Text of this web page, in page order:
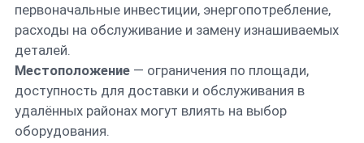
первоначальные инвестиции, энергопотребление,
расходы на обслуживание и замену изнашиваемых
деталей.
Местоположение— ограничения по площади,
доступность для доставки и обслуживания в
удалённых районах могут влиять на выбор
оборудования.